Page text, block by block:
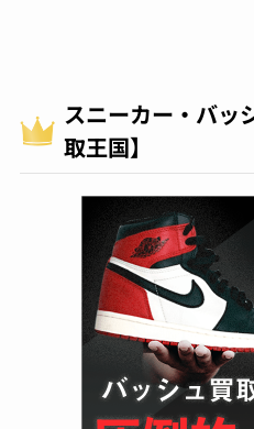
スニーカー・バッ
取王国】